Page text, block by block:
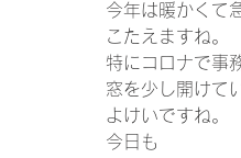
今年は暖かくて
こたえますね。
特にコロナで事
窓を少し開けて
よけいですね。
今日も